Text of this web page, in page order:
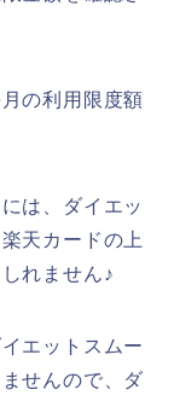
の利用限度額
は、ダイエッ
天カードの上
れません♪
エットスムー
せんので、ダ